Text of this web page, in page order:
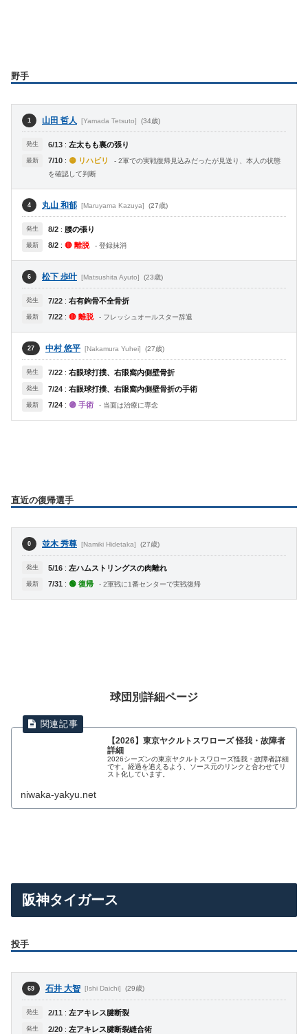
野手
1 山田 哲人 [Yamada Tetsuto] (34歳)
発生 6/13 : 左太もも裏の張り
最新 7/10 : 🟡 リハビリ
- 2軍での実戦復帰見込みだったが見送り、本人の状態
を確認して判断
4 丸山 和郁 [Maruyama Kazuya] (27歳)
発生 8/2 : 腰の張り
最新 8/2 : 🔴 離脱 - 登録抹消
6 松下 歩叶 [Matsushita Ayuto] (23歳)
発生 7/22 : 右有鉤骨不全骨折
最新 7/22 : 🔴 離脱 - フレッシュオールスター辞退
27 中村 悠平 [Nakamura Yuhei] (27歳)
発生 7/22 : 右眼球打撲、右眼窩内側壁骨折
発生 7/24 : 右眼球打撲、右眼窩内側壁骨折の手術
最新 7/24 : 🟣 手術 - 当面は治療に専念
直近の復帰選手
0 並木 秀尊 [Namiki Hidetaka] (27歳)
発生 5/16 : 左ハムストリングスの肉離れ
最新 7/31 : 🟢 復帰 - 2軍戦に1番センターで実戦復帰
球団別詳細ページ
【2026】東京ヤクルトスワローズ 怪我・故障者
詳細
2026シーズンの東京ヤクルトスワローズ怪我・故障者詳細
です。経過を追えるよう、ソース元のリンクと合わせてリ
スト化しています。
niwaka-yakyu.net
阪神タイガース
投手
69 石井 大智 [Ishi Daichi] (29歳)
発生 2/11 : 左アキレス腱断裂
発生 2/20 : 左アキレス腱断裂縫合術